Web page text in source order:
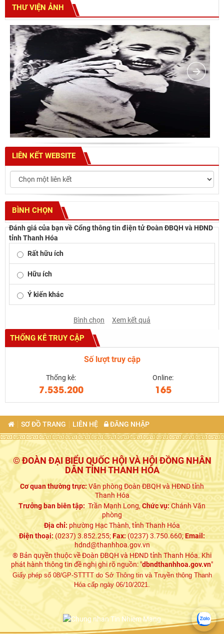
THƯ VIỆN ẢNH
LIÊN KẾT WEBSITE
BÌNH CHỌN
Đánh giá của bạn về Cổng thông tin điện tử Đoàn ĐBQH và HĐND
tỉnh Thanh Hóa
Rất hữu ích
Hữu ích
Ý kiến khác
Bình chọn Xem kết quả
THỐNG KÊ TRUY CẬP
Số lượt truy cập
Thống kê:
7.535.200
Online:
165
SƠ ĐỒ TRANG LIÊN HỆ ĐĂNG NHẬP
© ĐOÀN ĐẠI BIỂU QUỐC HỘI VÀ HỘI ĐỒNG NHÂN
DÂN TỈNH THANH HÓA
Cơ quan thường trực:Văn phòng Đoàn ĐBQH và HĐND tỉnh
Thanh Hóa
Trưởng ban biên tập: Trần Mạnh Long,Chức vụ:Chánh Văn
phòng
Địa chỉ: phường Hạc Thành, tỉnh Thanh Hóa
Điện thoại: (0237) 3.852.255;Fax:(0237) 3.750.660;Email:
hdnd@thanhhoa.gov.vn
® Bản quyền thuộc về Đoàn ĐBQH và HĐND tỉnh Thanh Hóa. Khi
phát hành thông tin đề nghị ghi rõ nguồn: "dbndthanhhoa.gov.vn"
Giấy phép số 08/GP-STTTT do Sở Thông tin và Truyền thông Thanh
Hóa cấp ngày 06/10/2021.